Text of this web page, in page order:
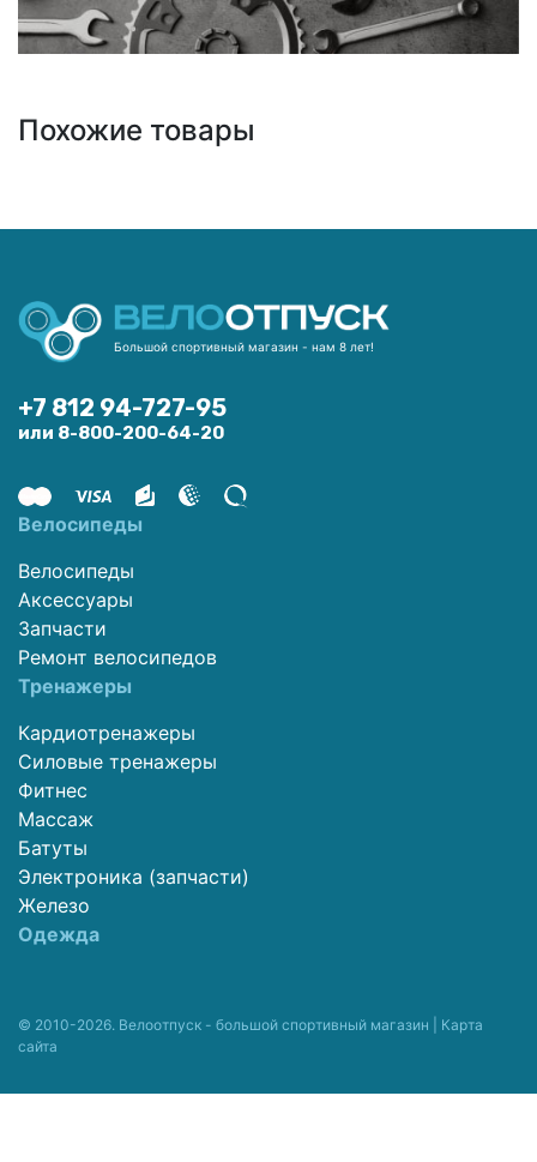
Похожие товары
Большой спортивный магазин - нам 8 лет!
+7 812 94-727-95
или 8-800-200-64-20
Велосипеды
Велосипеды
Аксессуары
Запчасти
Ремонт велосипедов
Тренажеры
Кардиотренажеры
Силовые тренажеры
Фитнес
Массаж
Батуты
Электроника (запчасти)
Железо
Одежда
© 2010-2026. Велоотпуск - большой спортивный магазин | Карта
сайта